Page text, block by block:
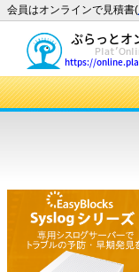
会員はオンラインで見積書(